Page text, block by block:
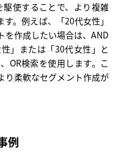
使することで、より複雑
。例えば、「20代女性」
を作成したい場合は、AND
」または「30代女性」と
OR検索を使用します。こ
り柔軟なセグメント作成が
例